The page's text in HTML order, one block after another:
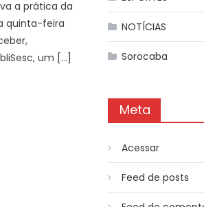
a prática da
quinta-feira
um […]
NOTÍCIAS
Sorocaba
Meta
Acessar
Feed de posts